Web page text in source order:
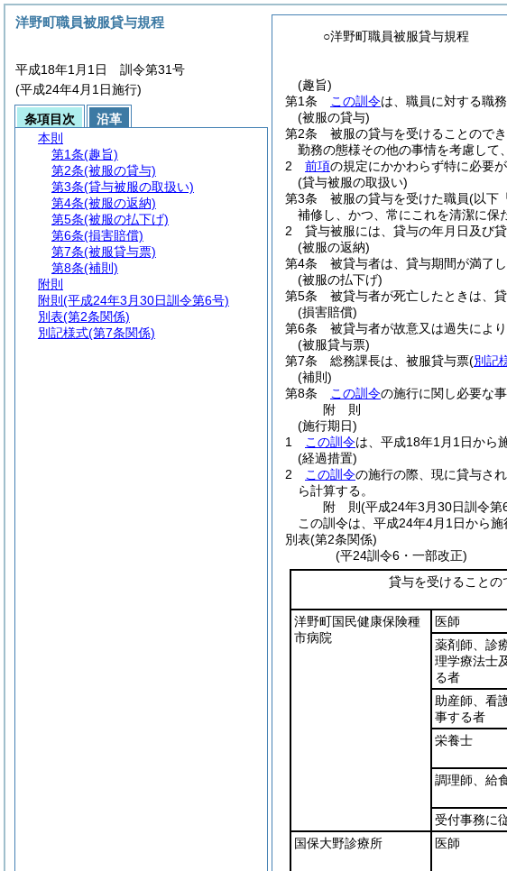
○洋野町職員被服貸与規程
(趣旨)
第1条
この訓令は、職員に対する職
(被服の貸与)
第2条
被服の貸与を受けることので
勤務の態様その他の事情を考慮して、
2
前項の規定にかかわらず特に必要
(貸与被服の取扱い)
第3条
被服の貸与を受けた職員(以下
補修し、かつ、常にこれを清潔に保
2
貸与被服には、貸与の年月日及び
(被服の返納)
第4条
被貸与者は、貸与期間が満了
(被服の払下げ)
第5条
被貸与者が死亡したときは、
(損害賠償)
第6条
被貸与者が故意又は過失によ
(被服貸与票)
第7条
総務課長は、被服貸与票(別記
(補則)
第8条
この訓令の施行に関し必要な
附 則
(施行期日)
1
この訓令は、平成18年1月1日から
(経過措置)
2
この訓令の施行の際、現に貸与され
ら計算する。
附 則(平成24年3月30日訓令第
この訓令は、平成24年4月1日から施
別表(第2条関係)
(平24訓令6・一部改正)
貸与を受けることの
洋野町国民健康保険種
市病院
医師
薬剤師、診
理学療法士
る者
助産師、看
事する者
栄養士
調理師、給
受付事務に
国保大野診療所
医師
洋野町職員被服貸与規程
平成18年1月1日 訓令第31号
(平成24年4月1日施行)
条項目次
沿革
本則
第1条(趣旨)
第2条(被服の貸与)
第3条(貸与被服の取扱い)
第4条(被服の返納)
第5条(被服の払下げ)
第6条(損害賠償)
第7条(被服貸与票)
第8条(補則)
附則
附則 (平成24年3月30日訓令第6号)
別表(第2条関係)
別記様式(第7条関係)